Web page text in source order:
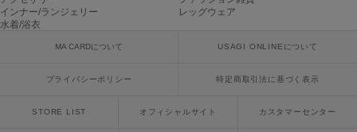
フィリーチョコレート
インナー/ランジェリー
レッグウェア
水着/浴衣
MA CARDについて USAGI ONLINEについて
プライバシーポリシー 特定商取引法に基づく表示
STORE LIST オフィシャルサイト カスタマーセンター